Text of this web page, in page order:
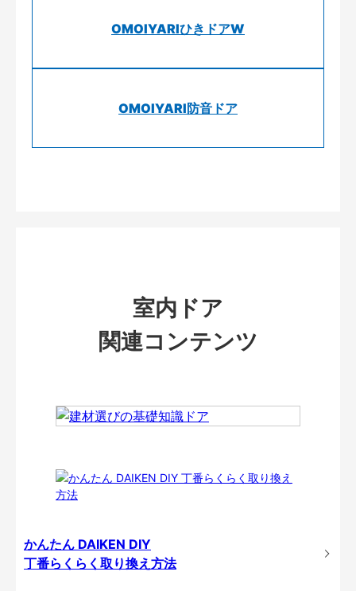
OMOIYARIひきドアW
OMOIYARI防音ドア
室内ドア
関連コンテンツ
かんたん DAIKEN DIY
丁番らくらく取り換え方法